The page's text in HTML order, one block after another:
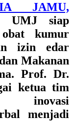
JAMU,
UMJ siap
kumur
izin edar
Makanan
Prof. Dr.
ketua tim
inovasi
menjadi